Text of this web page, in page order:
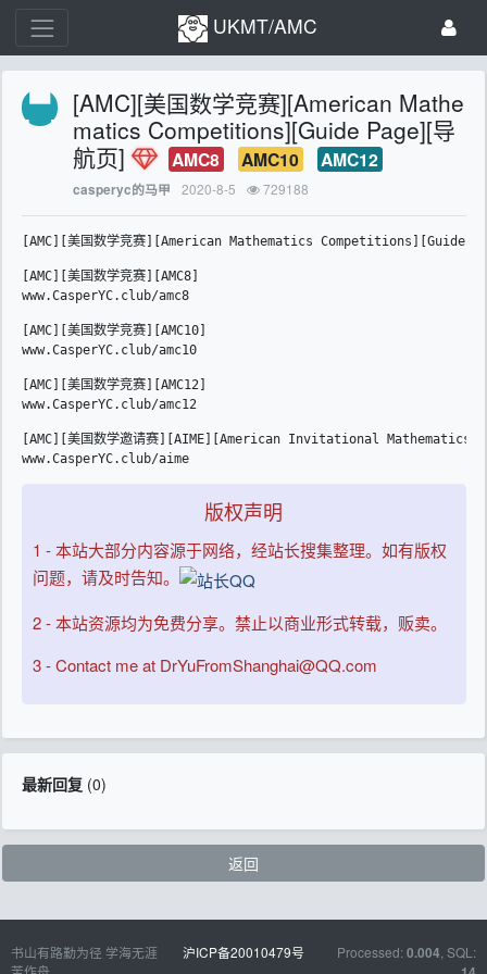
UKMT/AMC
[AMC][美国数学竞赛][American Mathe
matics Competitions][Guide Page][导
航页]
AMC8 AMC10 AMC12
casperyc的马甲 2020-8-5 729188
[AMC][美国数学竞赛][American Mathematics Competitions][Guide
[AMC][美国数学竞赛][AMC8]
www.CasperYC.club/amc8
[AMC][美国数学竞赛][AMC10]
www.CasperYC.club/amc10
[AMC][美国数学竞赛][AMC12]
www.CasperYC.club/amc12
[AMC][美国数学邀请赛][AIME][American Invitational Mathematics
www.CasperYC.club/aime
版权声明
1 - 本站大部分内容源于网络，经站长搜集整理。如有版权
问题，请及时告知。
2 - 本站资源均为免费分享。禁止以商业形式转载，贩卖。
3 - Contact me at DrYuFromShanghai@QQ.com
最新回复(0)
返回
书山有路勤为径 学海无涯
苦作舟
沪ICP备20010479号 Processed: 0.004 , SQL: